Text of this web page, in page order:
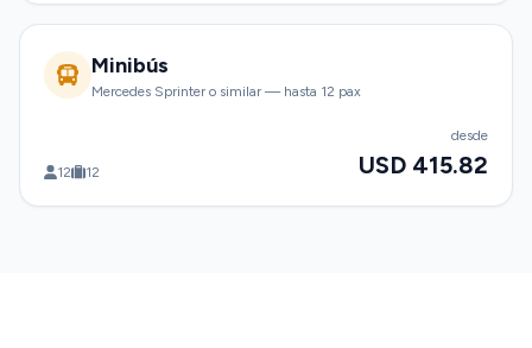
Minibús
Mercedes Sprinter o similar — hasta 12 pax
12 12
desde
USD 415.82